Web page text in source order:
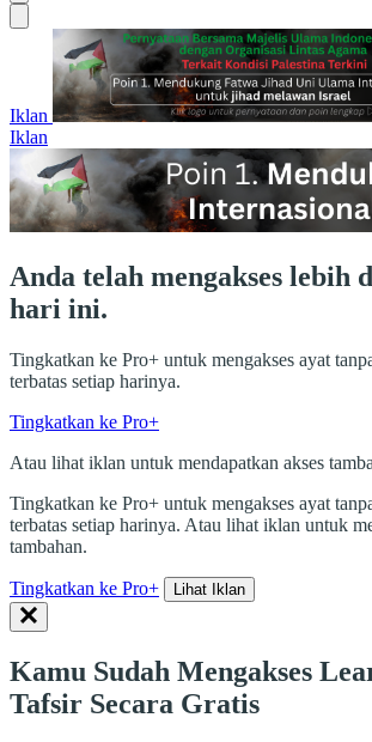
Iklan
Iklan
Anda telah mengakses lebih
hari ini.
Tingkatkan ke Pro+ untuk mengakses ayat
terbatas setiap harinya.
Tingkatkan ke Pro+
Atau lihat iklan untuk mendapatkan akses
Tingkatkan ke Pro+ untuk mengakses ayat
terbatas setiap harinya. Atau lihat iklan untuk
tambahan.
Tingkatkan ke Pro+ Lihat Iklan
Kamu Sudah Mengakses
Tafsir Secara Gratis